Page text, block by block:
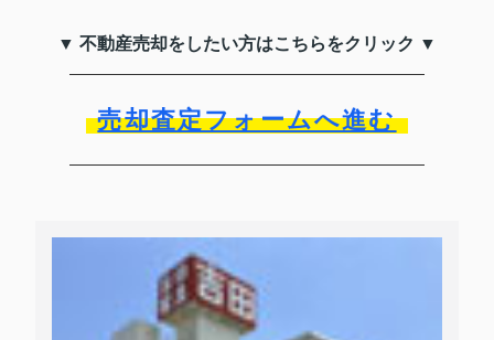
▼ 不動産売却をしたい方はこちらをクリック ▼
売却査定フォームへ進む